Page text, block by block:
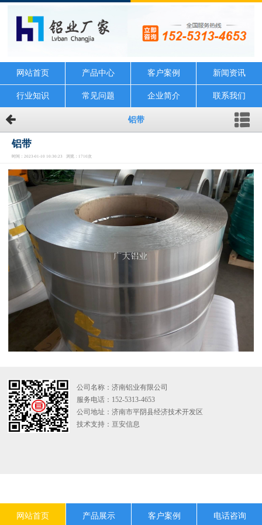
网站首页 产品中心 客户案例 新闻资讯
行业知识 常见问题 企业简介 联系我们
铝带
铝带
时间：2023-01-10 10:30:23 浏览：1710次
公司名称：济南铝业有限公司
服务电话：152-5313-4653
公司地址：济南市平阴县经济技术开发区
技术支持： 亘安信息
网站首页 产品展示 客户案例 电话咨询